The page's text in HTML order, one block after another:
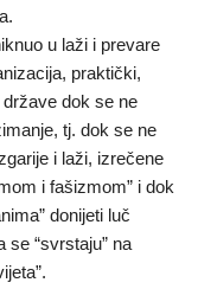
u laži i prevare
praktički,
države dok se ne
tj. dok se ne
i laži, izrečene
i fašizmom” i dok
donijeti luč
se “svrstaju” na